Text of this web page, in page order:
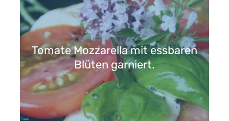
Tomate Mozzarella mit essbaren
Blüten garniert.